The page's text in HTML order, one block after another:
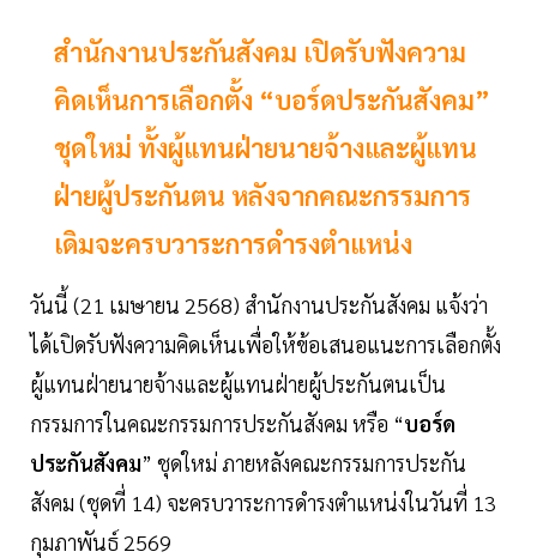
สำนักงานประกันสังคม เปิดรับฟังความ
คิดเห็นการเลือกตั้ง “บอร์ดประกันสังคม”
ชุดใหม่ ทั้งผู้แทนฝ่ายนายจ้างและผู้แทน
ฝ่ายผู้ประกันตน หลังจากคณะกรรมการ
เดิมจะครบวาระการดำรงตำแหน่ง
วันนี้ (21 เมษายน 2568) สำนักงานประกันสังคม แจ้งว่า
ได้เปิดรับฟังความคิดเห็นเพื่อให้ข้อเสนอแนะการเลือกตั้ง
ผู้แทนฝ่ายนายจ้างและผู้แทนฝ่ายผู้ประกันตนเป็น
กรรมการในคณะกรรมการประกันสังคม หรือ “บอร์ด
ประกันสังคม” ชุดใหม่ ภายหลังคณะกรรมการประกัน
สังคม (ชุดที่ 14) จะครบวาระการดำรงตำแหน่งในวันที่ 13
กุมภาพันธ์ 2569